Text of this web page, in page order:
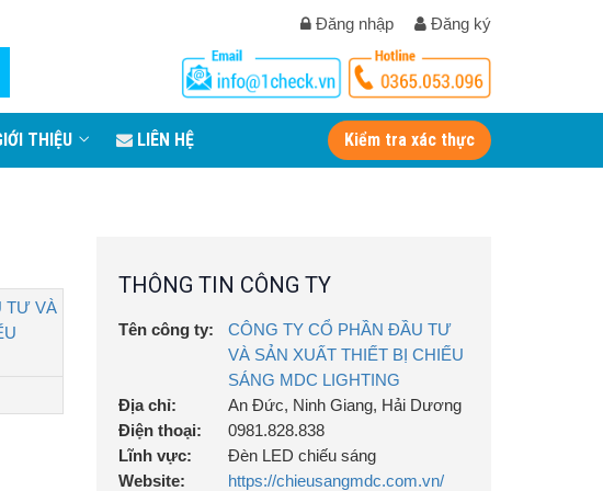
Đăng nhập Đăng ký
THIỆU LIÊN HỆ Kiểm tra xác thực
TƯ VÀ
THÔNG TIN CÔNG TY
Tên công ty:
CÔNG TY CỔ PHẦN ĐẦU TƯ
VÀ SẢN XUẤT THIẾT BỊ CHIẾU
SÁNG MDC LIGHTING
Địa chỉ:
An Đức, Ninh Giang, Hải Dương
Điện thoại:
0981.828.838
Lĩnh vực:
Đèn LED chiếu sáng
Website:
https://chieusangmdc.com.vn/